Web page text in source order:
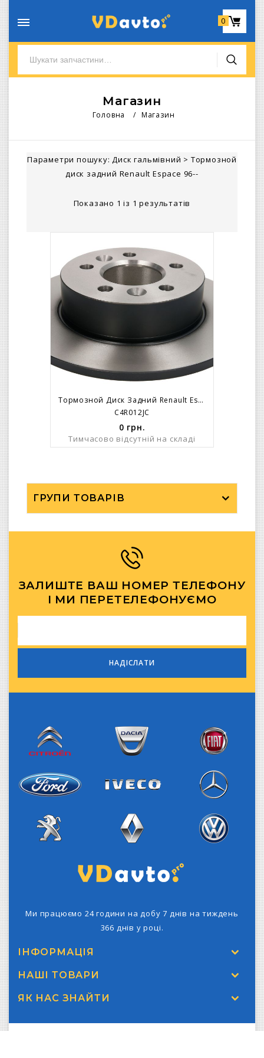
0
Магазин
Головна / Магазин
Параметри пошуку:Диск гальмівний > Тормозной
диск задний Renault Espace 96--
Показано 1 із 1 результатів
Тормозной Диск Задний Renault Espace 96--
C4R012JC
0 грн.
Тимчасово відсутній на складі
ГРУПИ ТОВАРІВ
ЗАЛИШТЕ ВАШ НОМЕР ТЕЛЕФОНУ
І МИ ПЕРЕТЕЛЕФОНУЄМО
Ми працюємо 24 години на добу 7 днів на тиждень
366 днів у році.
ІНФОРМАЦІЯ
НАШІ ТОВАРИ
ЯК НАС ЗНАЙТИ